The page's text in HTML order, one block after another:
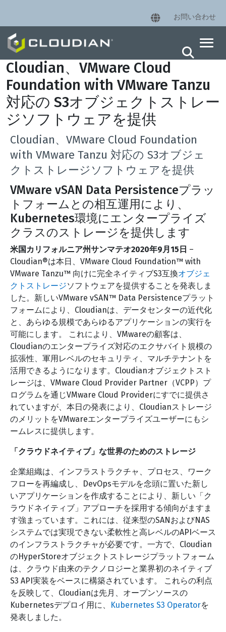
お問い合わせ
Cloudian、VMware Cloud
Foundation with VMware Tanzu
対応の S3オブジェクトストレー
ジソフトウェアを提供
Cloudian、VMware Cloud Foundation
with VMware Tanzu 対応の S3オブジェ
クトストレージソフトウェアを提供
VMware vSAN Data Persistenceプラッ
トフォームとの相互運用により、
Kubernetes環境にエンタープライズ
クラスのストレージを提供します
米国カリフォルニア州サンマテオ2020年9月15日 –
Cloudian®は本日、VMware Cloud Foundation™ with
VMware Tanzu™ 向けに完全ネイティブS3互換オブジェ
クトストレージソフトウェアを提供することを発表しま
した。新しいVMware vSAN™ Data Persistenceプラット
フォームにより、Cloudianは、データセンターの近代化
と、あらゆる規模であらゆるアプリケーションの実行を
可能にします。 これにより、VMwareの顧客は、
Cloudianのエンタープライズ対応のエクサバイト規模の
拡張性、軍用レベルのセキュリティ、マルチテナントを
活用できるようになります。Cloudianオブジェクトスト
レージは、VMware Cloud Provider Partner（VCPP）プ
ログラムを通じVMware Cloud Providerにすでに提供さ
れていますが、本日の発表により、Cloudianストレージ
のメリットをVMwareエンタープライズユーザーにもシ
ームレスに提供します。
「クラウドネイティブ」な世界のためのストレージ
企業組織は、インフラストラクチャ、プロセス、ワーク
フローを再編成し、DevOpsモデルを念頭に置いた新し
いアプリケーションを作成することにより、新しい「ク
ラウドネイティブ」アプローチを採用する傾向がますま
す強まっています。これには、従来型のSANおよびNAS
システムでは実現できない柔軟性と高レベルのAPIベース
のインフラストラクチャが必要です。一方で、Cloudian
のHyperStoreオブジェクトストレージプラットフォーム
は、クラウド由来のテクノロジーと業界初のネイティブ
S3 API実装をベースに構築されています。 これらの利点
を反映して、Cloudianは先月、オープンソースの
Kubernetesデプロイ用に、
Kubernetes S3 Operatorを
発表しました。